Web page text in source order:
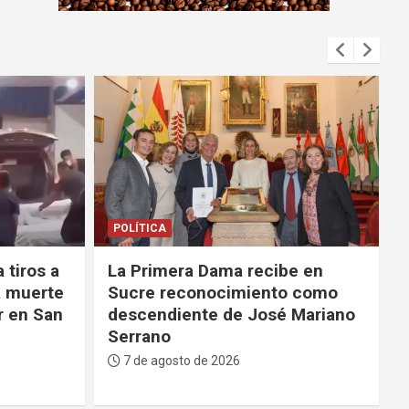
m
t
:
en
DEPORTES
La FBF da su respaldo a
Infantino tras su fallido
proyecto para privatizar el
Mundial
7 de agosto de 2026